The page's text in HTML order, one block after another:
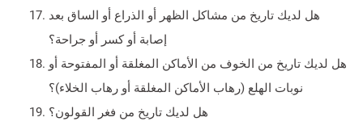
هل لديك تاريخ من مشاكل الظهر أو الذراع أو الساق بعد
إصابة أو كسر أو جراحة؟
هل لديك تاريخ من الخوف من الأماكن المغلقة أو المفتوحة أو
نوبات الهلع (رهاب الأماكن المغلقة أو رهاب الخلاء)؟
هل لديك تاريخ من فغر القولون؟